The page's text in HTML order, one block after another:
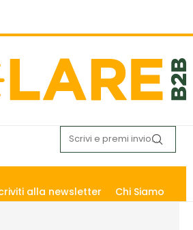
alla newsletter Chi Siamo